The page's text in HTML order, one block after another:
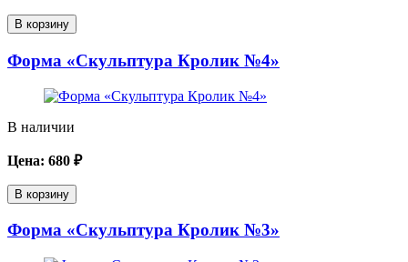
В корзину
Форма «Скульптура Кролик №4»
В наличии
Цена: 680 ₽
В корзину
Форма «Скульптура Кролик №3»